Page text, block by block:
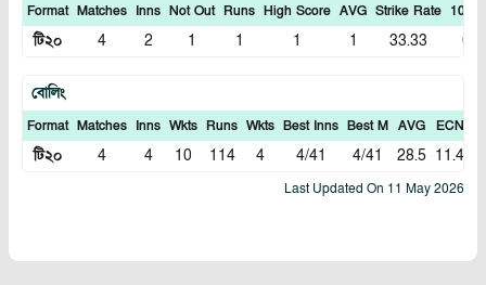
Format Matches Inns Not Out Runs High Score AVG Strike Rate 100S
টি২০ 4 2 1 1 1 1 33.33 0
বোলিং
Format Matches Inns Wkts Runs Wkts Best Inns Best M AVG ECN
টি২০ 4 4 10 114 4 4/41 4/41 28.5 11.4
Last Updated On 11 May 2026